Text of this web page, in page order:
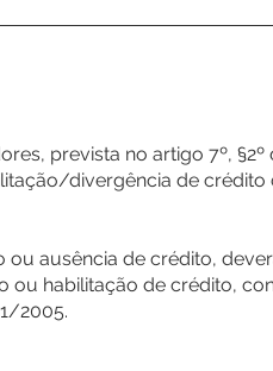
prevista no artigo 7º, §2º
divergência de crédito
ausência de crédito,
ou habilitação de crédito,
2005.